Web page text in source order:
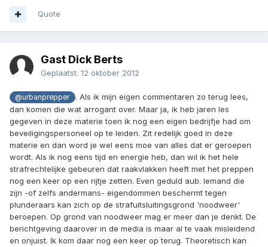
Quote
Gast Dick Berts
Geplaatst: 12 oktober 2012
@urbanprepper
. Als ik mijn eigen commentaren zo terug lees,
dan komen die wat arrogant over. Maar ja, ik heb jaren les
gegeven in deze materie toen ik nog een eigen bedrijfje had om
beveiligingspersoneel op te leiden. Zit redelijk goed in deze
materie en dan word je wel eens moe van alles dat er geroepen
wordt. Als ik nog eens tijd en energie heb, dan wil ik het hele
strafrechtelijke gebeuren dat raakvlakken heeft met het preppen
nog een keer op een rijtje zetten. Even geduld aub. Iemand die
zijn -of zelfs andermans- eigendommen beschermt tegen
plunderaars kan zich op de strafuitsluitingsgrond 'noodweer'
beroepen. Op grond van noodweer mag er meer dan je denkt. De
berichtgeving daarover in de media is maar al te vaak misleidend
en onjuist. Ik kom daar nog een keer op terug. Theoretisch kan